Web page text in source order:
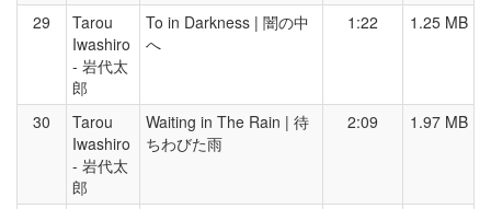
29
Tarou
Iwashiro
- 岩代太
郎
To in Darkness | 闇の中
へ
1:22 1.25 MB
30
Tarou
Iwashiro
- 岩代太
郎
Waiting in The Rain | 待
ちわびた雨
2:09 1.97 MB